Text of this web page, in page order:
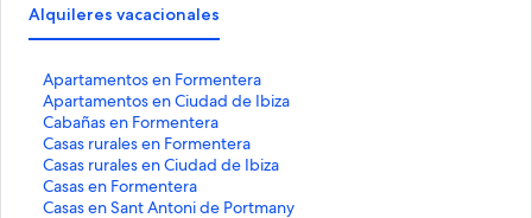
Alquileres vacacionales
Apartamentos en Formentera
E
n
l
a
c
e
q
Apartamentos en Ciudad de Ibiza
E
n
l
a
c
e
Cabañas en Formentera
E
n
l
a
c
Casas rurales en Formentera
E
n
l
a
Casas rurales en Ciudad de Ibiza
E
n
l
Casas en Formentera
E
n
Casas en Sant Antoni de Portmany
E